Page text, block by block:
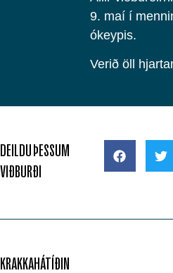
9. maí í
ókeypis.
Verið öll
DEILDU ÞESSUM
VIÐBURÐI
KRAKKAHÁTÍÐIN